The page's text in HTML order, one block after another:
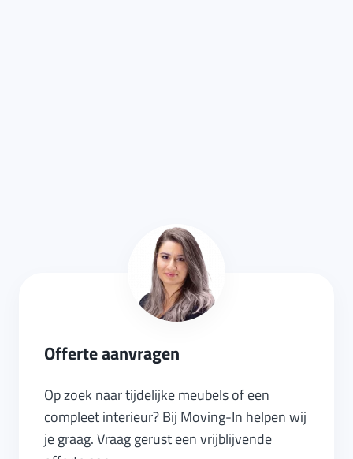
Offerte aanvragen
Op zoek naar tijdelijke meubels of een
compleet interieur? Bij Moving-In helpen wij
je graag. Vraag gerust een vrijblijvende